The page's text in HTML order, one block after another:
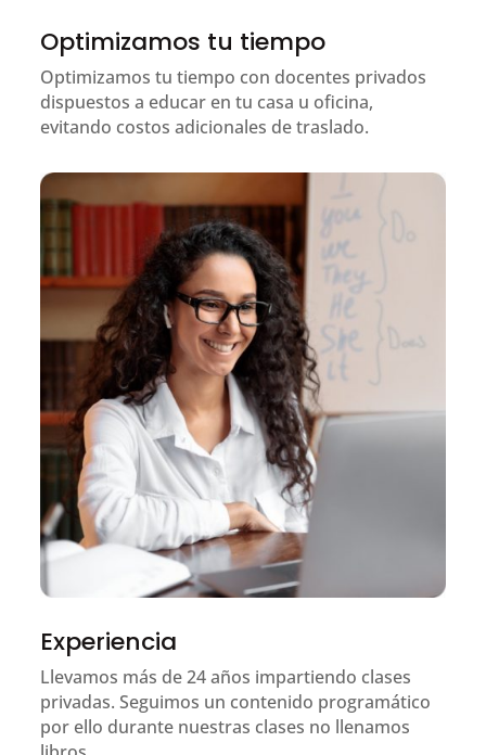
Optimizamos tu tiempo
Optimizamos tu tiempo con docentes privados
dispuestos a educar en tu casa u oficina,
evitando costos adicionales de traslado.
Experiencia
Llevamos más de 24 años impartiendo clases
privadas. Seguimos un contenido programático
por ello durante nuestras clases no llenamos